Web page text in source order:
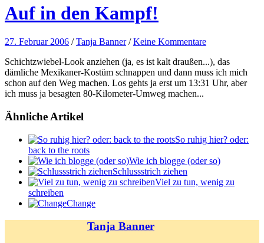
Auf in den Kampf!
27. Februar 2006 /Tanja Banner /Keine Kommentare
Schichtzwiebel-Look anziehen (ja, es ist kalt draußen...), das
dämliche Mexikaner-Kostüm schnappen und dann muss ich mich
schon auf den Weg machen. Los gehts ja erst um 13:31 Uhr, aber
ich muss ja besagten 80-Kilometer-Umweg machen...
Ähnliche Artikel
So ruhig hier? oder:
back to the roots
Wie ich blogge (oder so)
Schlussstrich ziehen
Viel zu tun, wenig zu
schreiben
Change
Tanja Banner